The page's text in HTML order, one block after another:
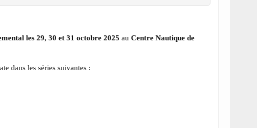
les 29, 30 et 31 octobre 2025 au Centre Nautique de
dans les séries suivantes :